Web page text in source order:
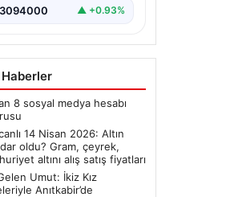
3094000 ▲ +0.93%
8 sosyal medya hesabı
14 Nisan 2026: Altın
oldu? Gram, çeyrek,
altını alış satış fiyatları
Umut: İkiz Kız
Anıtkabir’de